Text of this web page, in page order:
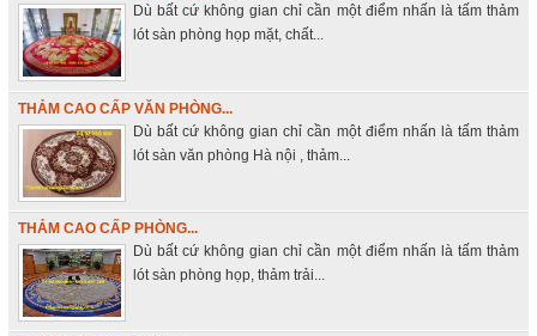
Dù bất cứ không gian chỉ cần một điểm nhấn là tấm thảm
lót sàn phòng họp mặt, chất...
THẢM CAO CẤP VĂN PHÒNG...
Dù bất cứ không gian chỉ cần một điểm nhấn là tấm thảm
lót sàn văn phòng Hà nội , thảm...
THẢM CAO CẤP PHÒNG...
Dù bất cứ không gian chỉ cần một điểm nhấn là tấm thảm
lót sàn phòng họp, thảm trải...